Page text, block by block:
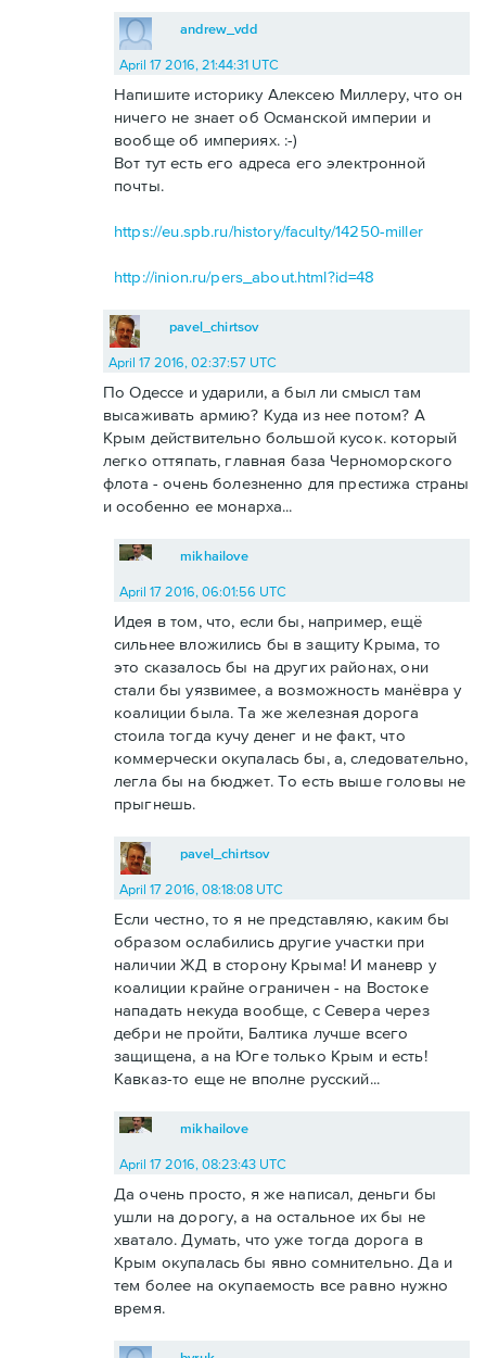
andrew_vdd
April 17 2016, 21:44:31 UTC
Напишите историку Алексею Миллеру, что он
ничего не знает об Османской империи и
вообще об империях. :-)
Вот тут есть его адреса его электронной
почты.
https://eu.spb.ru/history/faculty/14250-miller
http://inion.ru/pers_about.html?id=48
pavel_chirtsov
April 17 2016, 02:37:57 UTC
По Одессе и ударили, а был ли смысл там
высаживать армию? Куда из нее потом? А
Крым действительно большой кусок. который
легко оттяпать, главная база Черноморского
флота - очень болезненно для престижа страны
и особенно ее монарха...
mikhailove
April 17 2016, 06:01:56 UTC
Идея в том, что, если бы, например, ещё
сильнее вложились бы в защиту Крыма, то
это сказалось бы на других районах, они
стали бы уязвимее, а возможность манёвра у
коалиции была. Та же железная дорога
стоила тогда кучу денег и не факт, что
коммерчески окупалась бы, а, следовательно,
легла бы на бюджет. То есть выше головы не
прыгнешь.
pavel_chirtsov
April 17 2016, 08:18:08 UTC
Если честно, то я не представляю, каким бы
образом ослабились другие участки при
наличии ЖД в сторону Крыма! И маневр у
коалиции крайне ограничен - на Востоке
нападать некуда вообще, с Севера через
дебри не пройти, Балтика лучше всего
защищена, а на Юге только Крым и есть!
Кавказ-то еще не вполне русский...
mikhailove
April 17 2016, 08:23:43 UTC
Да очень просто, я же написал, деньги бы
ушли на дорогу, а на остальное их бы не
хватало. Думать, что уже тогда дорога в
Крым окупалась бы явно сомнительно. Да и
тем более на окупаемость все равно нужно
время.